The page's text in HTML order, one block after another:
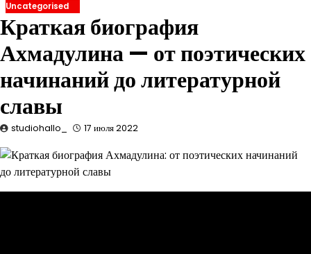
Uncategorised
Краткая биография
Ахмадулина — от поэтических
начинаний до литературной
славы
studiohallo_ 17 июля 2022